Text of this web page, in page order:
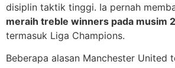
disiplin taktik tinggi. Ia pernah
meraih treble winners pada musim
termasuk Liga Champions.
Beberapa alasan Manchester United